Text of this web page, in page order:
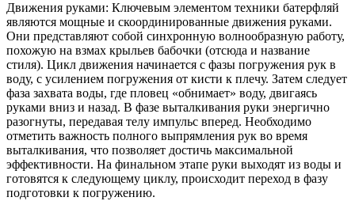
Движения руками: Ключевым элементом техники батерфляй
являются мощные и скоординированные движения руками.
Они представляют собой синхронную волнообразную работу,
похожую на взмах крыльев бабочки (отсюда и название
стиля). Цикл движения начинается с фазы погружения рук в
воду, с усилением погружения от кисти к плечу. Затем следует
фаза захвата воды, где пловец «обнимает» воду, двигаясь
руками вниз и назад. В фазе выталкивания руки энергично
разогнуты, передавая телу импульс вперед. Необходимо
отметить важность полного выпрямления рук во время
выталкивания, что позволяет достичь максимальной
эффективности. На финальном этапе руки выходят из воды и
готовятся к следующему циклу, происходит переход в фазу
подготовки к погружению.